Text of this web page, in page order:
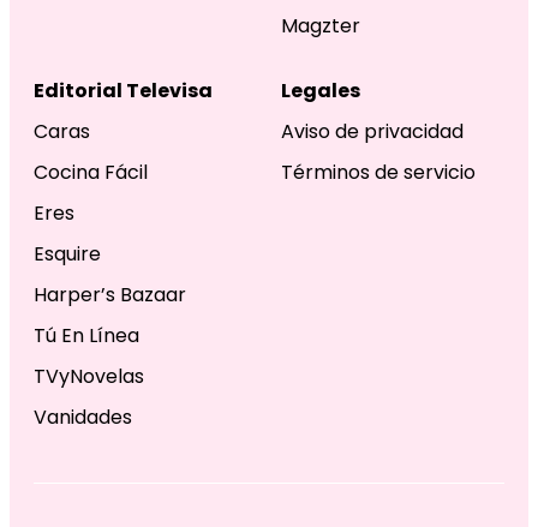
Magzter
Editorial Televisa
Caras
Cocina Fácil
Eres
Esquire
Harper’s Bazaar
Tú En Línea
TVyNovelas
Vanidades
Legales
Aviso de privacidad
Términos de servicio